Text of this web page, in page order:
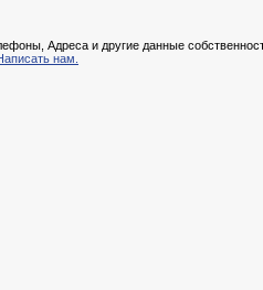
Адреса и другие данные
нам.